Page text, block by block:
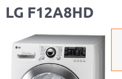
LG F12A8HD